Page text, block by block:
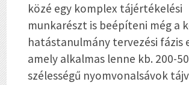
közé egy komplex tájértékelési
munkarészt is beépíteni még a
hatástanulmány tervezési fázis
amely alkalmas lenne kb. 200-
szélességű nyomvonalsávok